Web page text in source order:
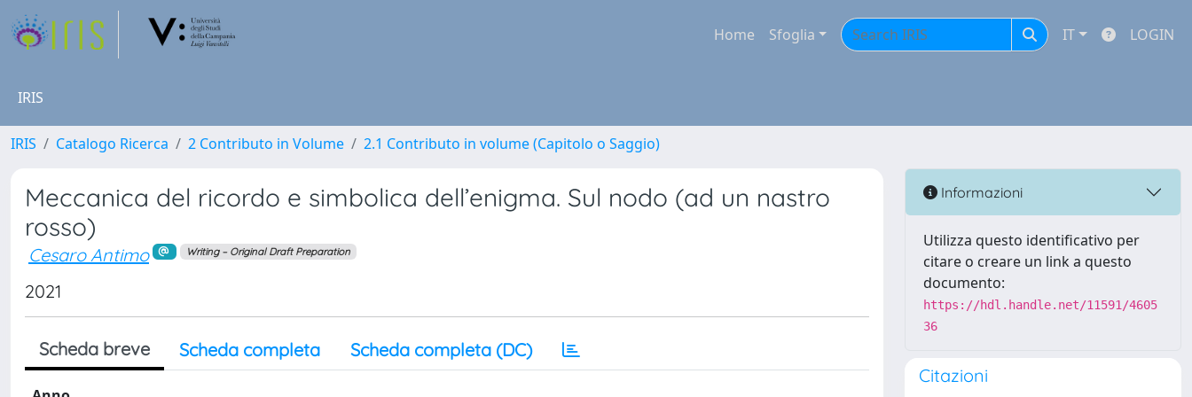
Home Sfoglia IT LOGIN
IRIS
IRIS Catalogo Ricerca 2 Contributo in Volume 2.1 Contributo in volume (Capitolo o Saggio)
Meccanica del ricordo e simbolica dell’enigma. Sul nodo (ad un nastro
rosso)
Cesaro Antimo Writing – Original Draft Preparation
2021
Scheda breve Scheda completa Scheda completa (DC)
Informazioni
Utilizza questo identificativo per
citare o creare un link a questo
documento:
https://hdl.handle.net/11591/4605
36
Citazioni